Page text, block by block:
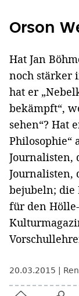
Orson
Hat Jan
noch stärker
hat er
bekämpft“,
sehen“? Hat
Philosophie“
Journalisten,
Journalisten,
bejubeln; die
für den
20.03.2015